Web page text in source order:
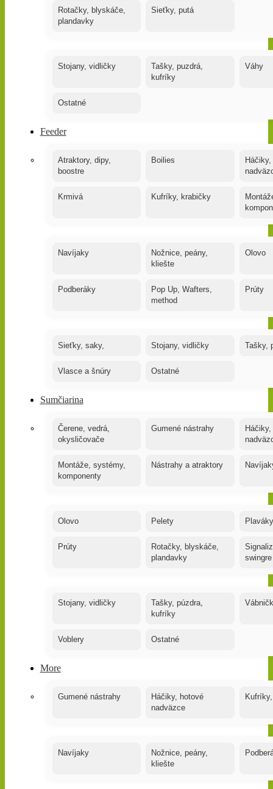
Rotačky, blyskáče,
plandavky
Sieťky, putá
Stojany, vidličky
Tašky, puzdrá,
kufríky
Váhy
Ostatné
Feeder
Atraktory, dipy,
boostre
Boilies
Krmivá Kufríky, krabičky
Navíjaky
Nožnice, peány,
kliešte
Olovo
Podberáky
Pop Up, Wafters,
method
Prúty
Sieťky, saky, Stojany, vidličky Tašky,
Vlasce a šnúry Ostatné
Sumčiarina
Čerene, vedrá,
okysličovače
Gumené nástrahy
Montáže, systémy,
komponenty
Nástrahy a atraktory
Olovo Pelety
Prúty
Rotačky, blyskáče,
plandavky
swingre
Stojany, vidličky
Tašky, púzdra,
kufríky
Voblery Ostatné
More
Gumené nástrahy
Háčiky, hotové
nadväzce
Navíjaky
Nožnice, peány,
kliešte